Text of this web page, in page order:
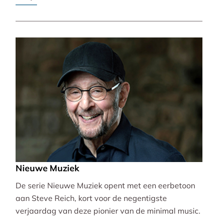
Nieuwe Muziek
De serie Nieuwe Muziek opent met een eerbetoon
aan Steve Reich, kort voor de negentigste
verjaardag van deze pionier van de minimal music.